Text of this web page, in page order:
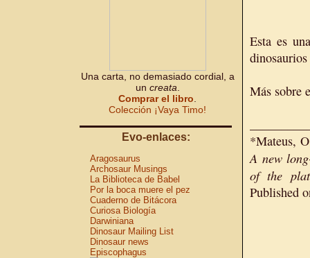
Una carta, no demasiado cordial, a
un creata
Comprar el libro
Colección ¡Vaya Timo!
Evo-enlaces:
Aragosaurus
Archosaur Musings
La Biblioteca de Babel
Por la boca muere el pez
Cuaderno de Bitácora
Curiosa Biología
Darwiniana
Dinosaur Mailing List
Dinosaur news
Episcophagus
Esta es
Más sobre
*Mateus,
A new
of the
Published